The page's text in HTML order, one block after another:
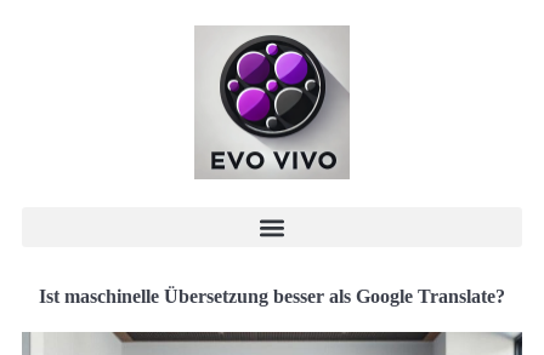
Ist maschinelle Übersetzung besser als Google Translate?